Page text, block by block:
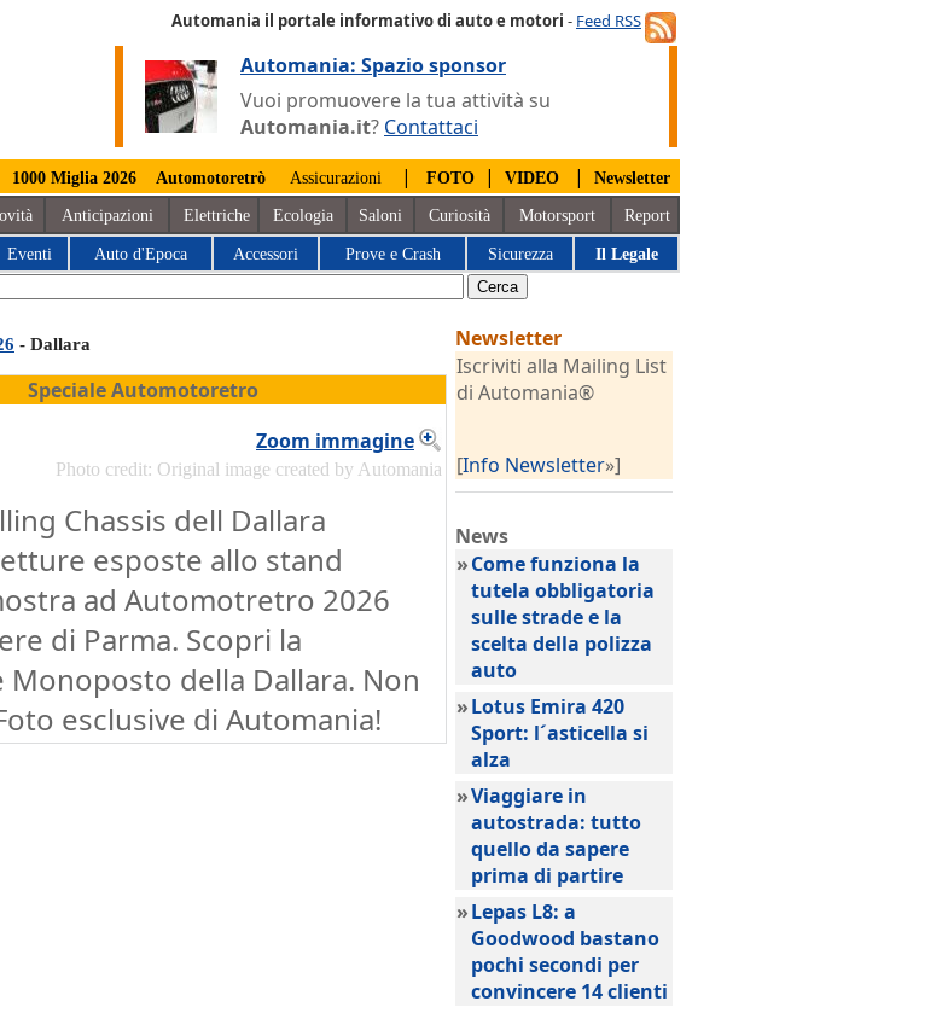
Automania il portale informativo di auto e motori - Feed RSS
Automania: Spazio sponsor
Vuoi promuovere la tua attività su
Automania.it? Contattaci
1000 Miglia 2026 Automotoretrò Assicurazioni | FOTO | VIDEO | Newsletter
Anticipazioni Elettriche Ecologia Saloni Curiosità Motorsport Report
Eventi Auto d'Epoca Accessori Prove e Crash Sicurezza Il Legale
- Dallara
Speciale Automotoretro
Zoom immagine
Photo credit: Original image created by Automania
Chassis dell Dallara
esposte allo stand
ad Automotretro 2026
di Parma. Scopri la
Monoposto della Dallara. Non
esclusive di Automania!
Newsletter
Iscriviti alla Mailing List
di Automania®
[Info Newsletter»]
News
»Come funziona la
tutela obbligatoria
sulle strade e la
scelta della polizza
auto
»Lotus Emira 420
Sport: l´asticella si
alza
»Viaggiare in
autostrada: tutto
quello da sapere
prima di partire
»Lepas L8: a
Goodwood bastano
pochi secondi per
convincere 14 clienti